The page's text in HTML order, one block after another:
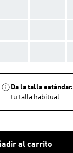
Da la talla estándar.
tu talla habitual.
al carrito